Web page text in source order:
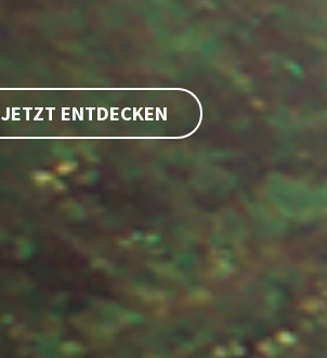
JETZT ENTDECKEN